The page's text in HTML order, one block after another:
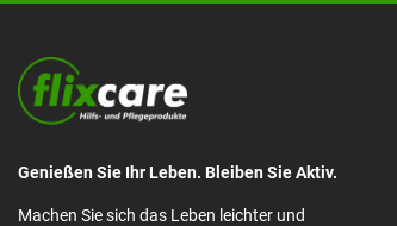
Genießen Sie Ihr Leben. Bleiben Sie Aktiv.
Machen Sie sich das Leben leichter und